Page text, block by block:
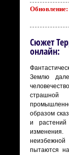
Обновление:
Сюжет
онлайн:
Землю
образом
и
пытаются